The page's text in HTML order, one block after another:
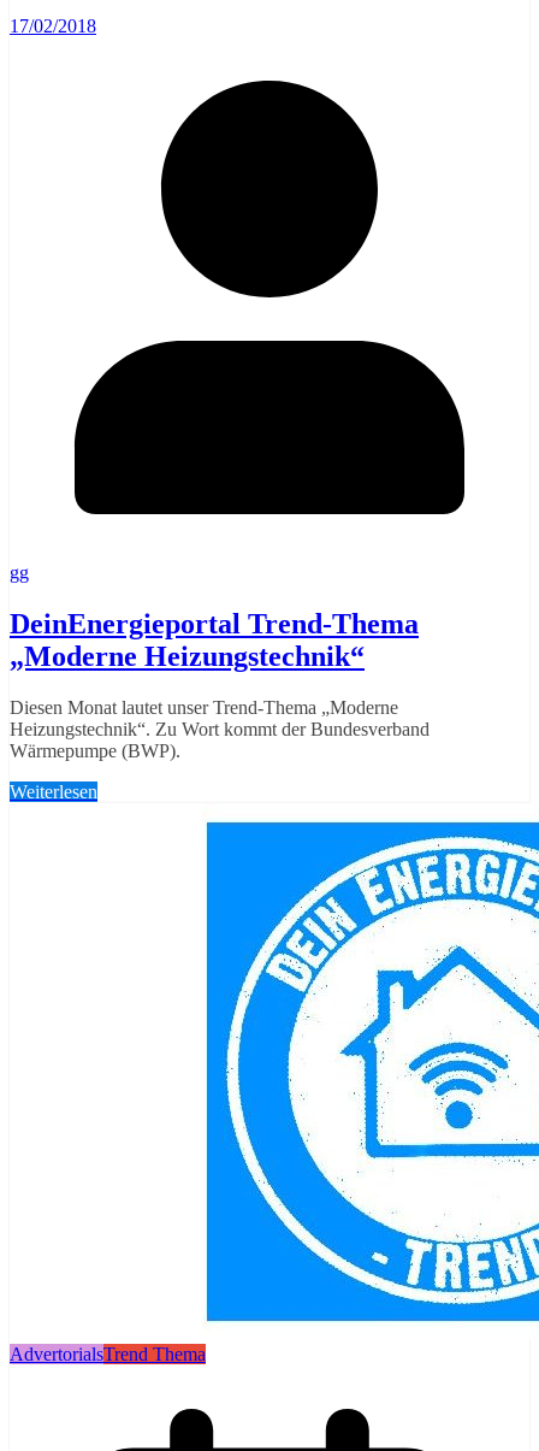
17/02/2018
gg
DeinEnergieportal Trend-Thema
„Moderne Heizungstechnik“
Diesen Monat lautet unser Trend-Thema „Moderne
Heizungstechnik“. Zu Wort kommt der Bundesverband
Wärmepumpe (BWP).
Weiterlesen
AdvertorialsTrend Thema